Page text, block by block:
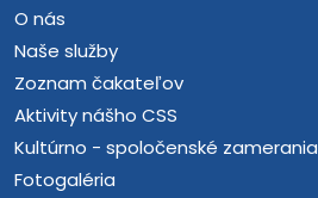
O nás
Naše služby
Zoznam čakateľov
Aktivity nášho CSS
Kultúrno - spoločenské zamerania
Fotogaléria